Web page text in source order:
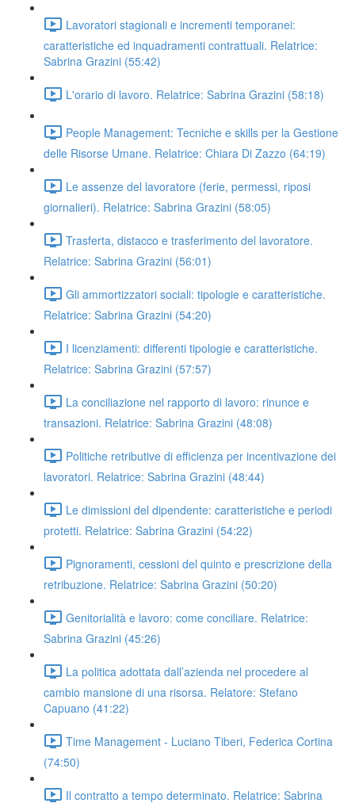
Lavoratori stagionali e incrementi temporanei:
caratteristiche ed inquadramenti contrattuali. Relatrice:
Sabrina Grazini (55:42)
L'orario di lavoro. Relatrice: Sabrina Grazini (58:18)
People Management: Tecniche e skills per la Gestione
delle Risorse Umane. Relatrice: Chiara Di Zazzo (64:19)
Le assenze del lavoratore (ferie, permessi, riposi
giornalieri). Relatrice: Sabrina Grazini (58:05)
Trasferta, distacco e trasferimento del lavoratore.
Relatrice: Sabrina Grazini (56:01)
Gli ammortizzatori sociali: tipologie e caratteristiche.
Relatrice: Sabrina Grazini (54:20)
I licenziamenti: differenti tipologie e caratteristiche.
Relatrice: Sabrina Grazini (57:57)
La conciliazione nel rapporto di lavoro: rinunce e
transazioni. Relatrice: Sabrina Grazini (48:08)
Politiche retributive di efficienza per incentivazione dei
lavoratori. Relatrice: Sabrina Grazini (48:44)
Le dimissioni del dipendente: caratteristiche e periodi
protetti. Relatrice: Sabrina Grazini (54:22)
Pignoramenti, cessioni del quinto e prescrizione della
retribuzione. Relatrice: Sabrina Grazini (50:20)
Genitorialità e lavoro: come conciliare. Relatrice:
Sabrina Grazini (45:26)
La politica adottata dall’azienda nel procedere al
cambio mansione di una risorsa. Relatore: Stefano
Capuano (41:22)
Time Management - Luciano Tiberi, Federica Cortina
(74:50)
Il contratto a tempo determinato. Relatrice: Sabrina